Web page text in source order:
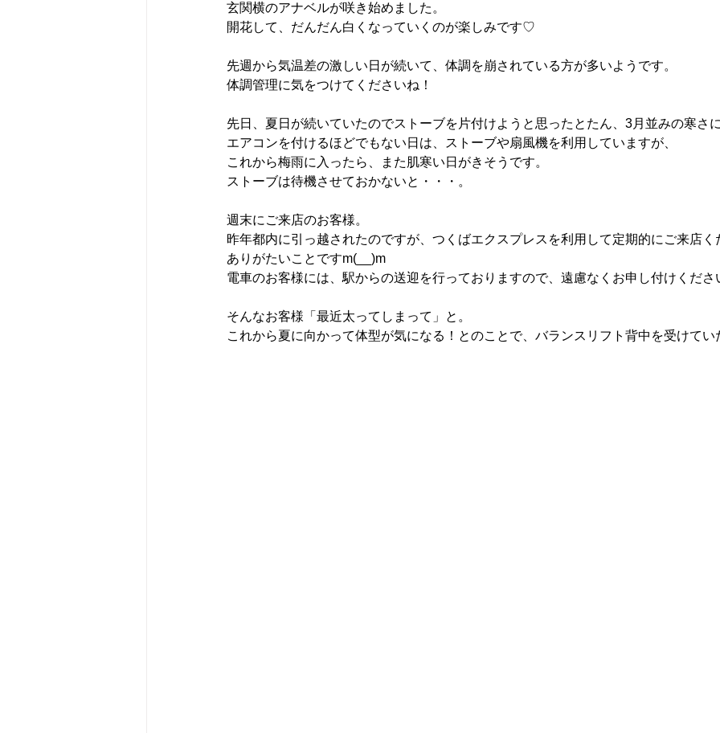
玄関横のアナベルが咲き始めました。
開花して、だんだん白くなっていくのが楽しみです♡
先週から気温差の激しい日が続いて、体調を崩されている方が多いようです。
体調管理に気をつけてくださいね！
先日、夏日が続いていたのでストーブを片付けようと思ったとたん、3月並みの寒さ
エアコンを付けるほどでもない日は、ストーブや扇風機を利用していますが、
これから梅雨に入ったら、また肌寒い日がきそうです。
ストーブは待機させておかないと・・・。
週末にご来店のお客様。
昨年都内に引っ越されたのですが、つくばエクスプレスを利用して定期的にご来店く
ありがたいことですm(__)m
電車のお客様には、駅からの送迎を行っておりますので、遠慮なくお申し付けくださ
そんなお客様「最近太ってしまって」と。
これから夏に向かって体型が気になる！とのことで、バランスリフト背中を受けてい